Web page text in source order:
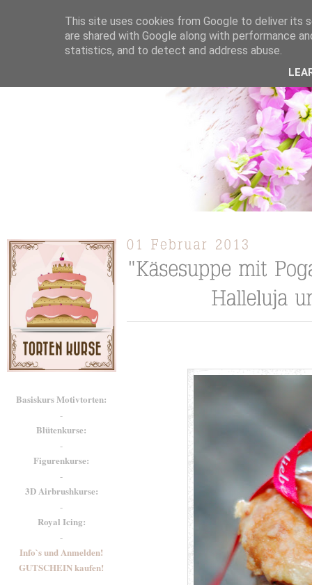
ÜBER MICH KOOPERATION TORTEN / KUCHEN /
Basiskurs Motivtorten:
-
Blütenkurse:
-
Figurenkurse:
-
3D Airbrushkurse:
-
Royal Icing:
-
Info`s und Anmelden!
GUTSCHEIN kaufen!
This site uses cookies from Google to deliver its
are shared with Google along with performance
statistics, and to detect and address abuse.